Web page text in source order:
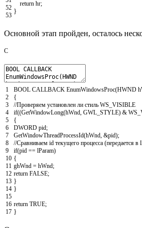
52
53
return hr;
}
Основной этап пройден, осталось
C
1
2
3
4
5
6
7
8
9
10
11
12
13
14
15
16
17
BOOL CALLBACK EnumWindowsProc(HWND
{
//Проверяем установлен ли стиль WS_VISIBLE
if((GetWindowLong(hWnd, GWL_STYLE) &
{
DWORD pid;
GetWindowThreadProcessId(hWnd, &pid);
//Сравниваем id текущего процесса (передается в
if(pid == lParam)
{
ghWnd = hWnd;
return FALSE;
}
}
return TRUE;
}